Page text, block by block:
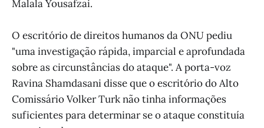
Malala Yousafzai.
O escritório de direitos humanos da ONU pediu
"uma investigação rápida, imparcial e aprofundada
sobre as circunstâncias do ataque". A porta-voz
Ravina Shamdasani disse que o escritório do Alto
Comissário Volker Turk não tinha informações
suficientes para determinar se o ataque constituía